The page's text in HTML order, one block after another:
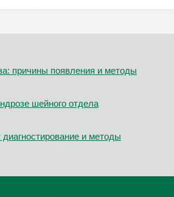
причины появления и методы
шейного отдела
и методы